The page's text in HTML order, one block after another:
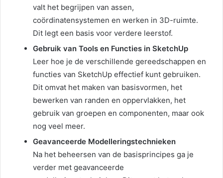
valt het begrijpen van assen,
coördinatensystemen en werken in 3D-ruimte.
Dit legt een basis voor verdere leerstof.
Gebruik van Tools en Functies in SketchUp
Leer hoe je de verschillende gereedschappen en
functies van SketchUp effectief kunt gebruiken.
Dit omvat het maken van basisvormen, het
bewerken van randen en oppervlakken, het
gebruik van groepen en componenten, maar ook
nog veel meer.
Geavanceerde Modelleringstechnieken
Na het beheersen van de basisprincipes ga je
verder met geavanceerde